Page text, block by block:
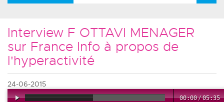
Interview F OTTAVI MENAGER
sur France Info à propos de
l'hyperactivité
24-06-2015
00:00/05:35